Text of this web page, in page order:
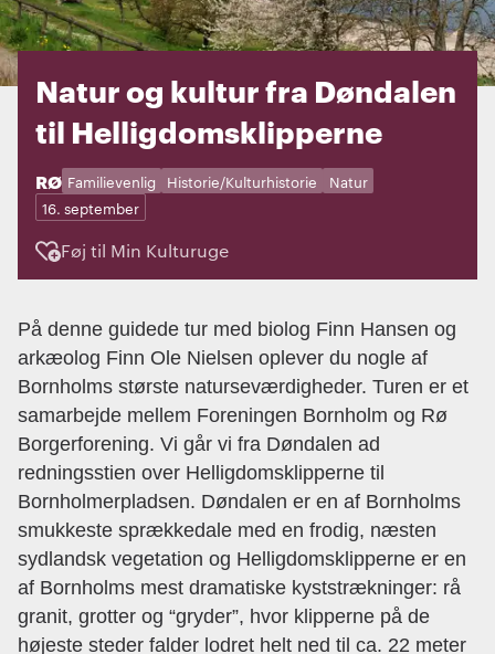
Natur og kultur fra Døndalen
til Helligdomsklipperne
STED:
RØ
Kategorier:
Familievenlig Historie/Kulturhistorie Natur
Dage:
16. september
Føj til Min Kulturuge
På denne guidede tur med biolog Finn Hansen og
arkæolog Finn Ole Nielsen oplever du nogle af
Bornholms største naturseværdigheder. Turen er et
samarbejde mellem Foreningen Bornholm og Rø
Borgerforening. Vi går vi fra Døndalen ad
redningsstien over Helligdomsklipperne til
Bornholmerpladsen. Døndalen er en af Bornholms
smukkeste sprækkedale med en frodig, næsten
sydlandsk vegetation og Helligdomsklipperne er en
af Bornholms mest dramatiske kyststrækninger: rå
granit, grotter og “gryder”, hvor klipperne på de
højeste steder falder lodret helt ned til ca. 22 meter